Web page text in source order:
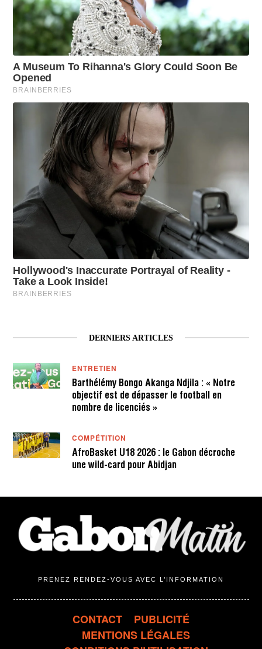
DERNIERS ARTICLES
ENTRETIEN
Barthélémy Bongo Akanga Ndjila : « Notre
objectif est de dépasser le football en
nombre de licenciés »
COMPÉTITION
AfroBasket U18 2026 : le Gabon décroche
une wild-card pour Abidjan
PRENEZ RENDEZ-VOUS AVEC L’INFORMATION
CONTACT
PUBLICITÉ
MENTIONS LÉGALES